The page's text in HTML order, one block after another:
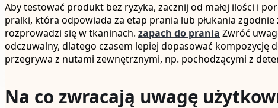
Aby testować produkt bez ryzyka, zacznij od małej ilości i
pralki, która odpowiada za etap prania lub płukania
rozprowadzi się w tkaninach. zapach do prania Zwróć
odczuwalny, dlatego czasem lepiej dopasować kompozycję
przegrywa z nutami zewnętrznymi, np. pochodzącymi z
Na co zwracają uwagę